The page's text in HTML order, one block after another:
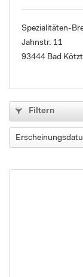
Spezialitäten-
Jahnstr. 11
93444 Bad
Filtern